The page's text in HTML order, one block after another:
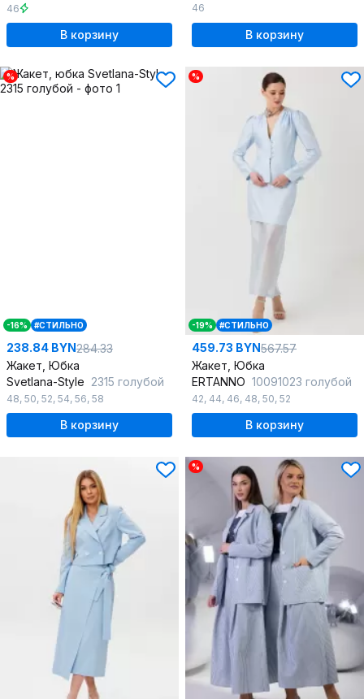
46
В корзину
46
В корзину
%
-16% #СТИЛЬНО
238.84 BYN284.33
Жакет, Юбка
Svetlana-Style 2315 голубой
48, 50, 52, 54, 56, 58
В корзину
%
-19% #СТИЛЬНО
459.73 BYN567.57
Жакет, Юбка
ERTANNO 10091023 голубой
42, 44, 46, 48, 50, 52
В корзину
%